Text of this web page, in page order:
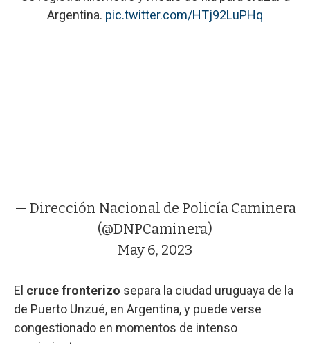
Argentina. pic.twitter.com/HTj92LuPHq
— Dirección Nacional de Policía Caminera
(@DNPCaminera)
May 6, 2023
El cruce fronterizo separa la ciudad uruguaya de la
de Puerto Unzué, en Argentina, y puede verse
congestionado en momentos de intenso